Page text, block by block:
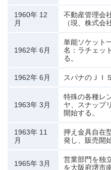
1960年 12
月
不動産管理会
（現、株式会
1962年 6月
単能ソケット
名：ラチェッ
る。
1962年 6月 スパナのＪＩ
1963年 3月
特殊の各種レ
ヤ、スナップ
開始する。
1963年 11
月
押え金具自在
発し、販売開
1965年 3月
営業部門を独
を大阪府堺市